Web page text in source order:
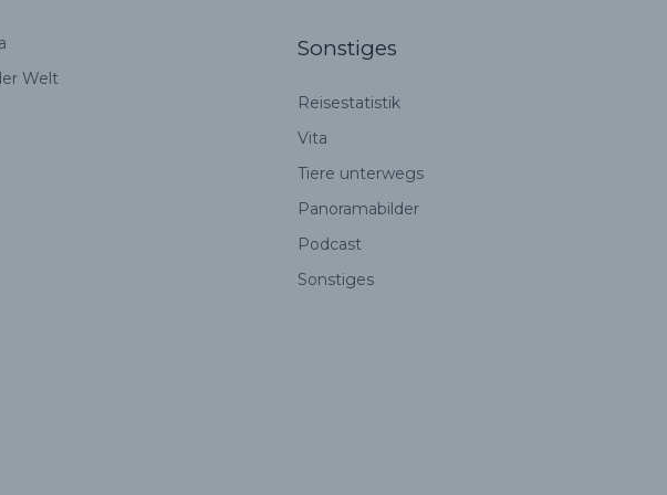
Welt
Sonstiges
Reisestatistik
Vita
Tiere unterwegs
Panoramabilder
Podcast
Sonstiges